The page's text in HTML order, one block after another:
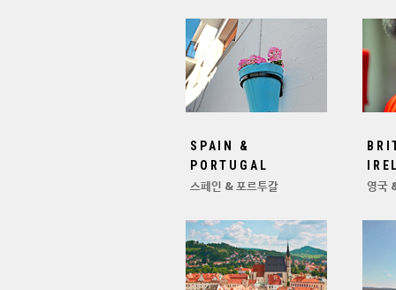
SPAIN &
PORTUGAL
스페인 & 포르투갈 영국